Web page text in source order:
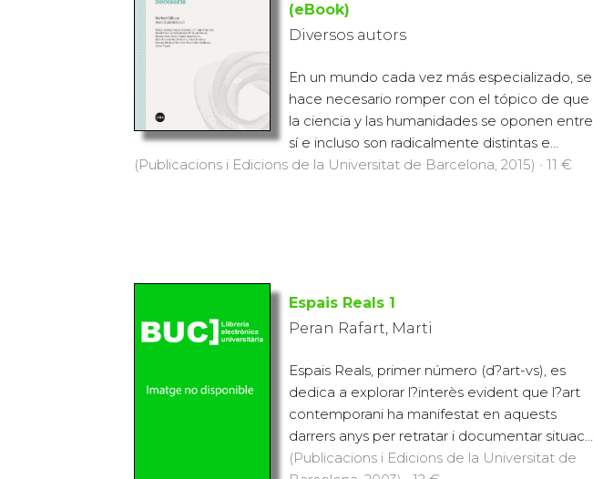
(eBook)
Diversos autors
En un mundo cada vez más especializado, se
hace necesario romper con el tópico de que
la ciencia y las humanidades se oponen entre
sí e incluso son radicalmente distintas e...
(Publicacions i Edicions de la Universitat de Barcelona, 2015) · 11 €
Espais Reals 1
Peran Rafart, Marti
Espais Reals, primer número (d?art-vs), es
dedica a explorar l?interès evident que l?art
contemporani ha manifestat en aquests
darrers anys per retratar i documentar situac...
(Publicacions i Edicions de la Universitat de